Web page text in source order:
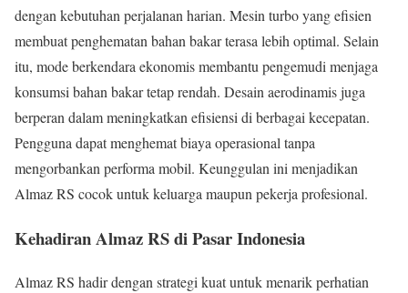
dengan kebutuhan perjalanan harian. Mesin turbo yang efisien
membuat penghematan bahan bakar terasa lebih optimal. Selain
itu, mode berkendara ekonomis membantu pengemudi menjaga
konsumsi bahan bakar tetap rendah. Desain aerodinamis juga
berperan dalam meningkatkan efisiensi di berbagai kecepatan.
Pengguna dapat menghemat biaya operasional tanpa
mengorbankan performa mobil. Keunggulan ini menjadikan
Almaz RS cocok untuk keluarga maupun pekerja profesional.
Kehadiran Almaz RS di Pasar Indonesia
Almaz RS hadir dengan strategi kuat untuk menarik perhatian